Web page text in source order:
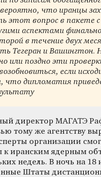
вероятно, что иранцы
этот вопрос в пакете с
аспектами
в течение двух
Тегеран и Вашингтон.
или поздно эти
если
что дипломатия
директор МАГАТЭ
тому же агентству
организации
к иранским ядерным
недель. В ночь на 18
Штаты